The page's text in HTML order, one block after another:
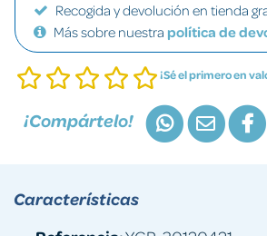
Recogida y devolución en tienda
Más sobre nuestra política de
¡Sé el primero en
¡Compártelo!
Características